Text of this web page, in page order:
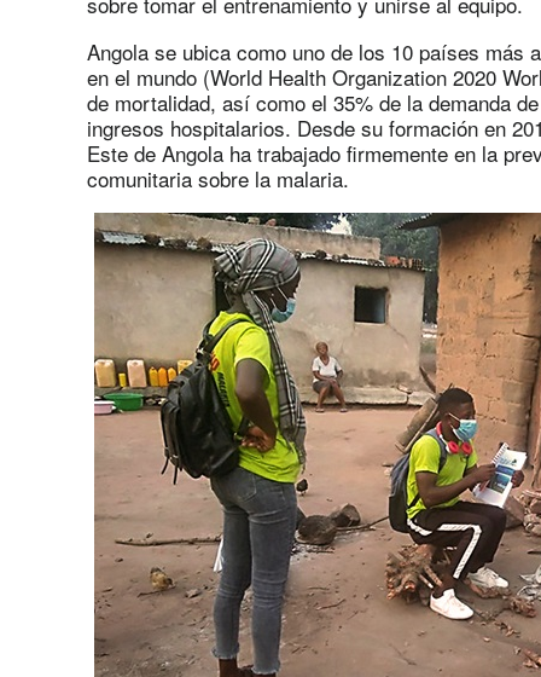
Angola se ubica como uno de los 10 países más
en el mundo (World Health Organization 2020
de mortalidad, así como el 35% de la demanda
ingresos hospitalarios. Desde su formación en
Este de Angola ha trabajado firmemente en la
comunitaria sobre la malaria.